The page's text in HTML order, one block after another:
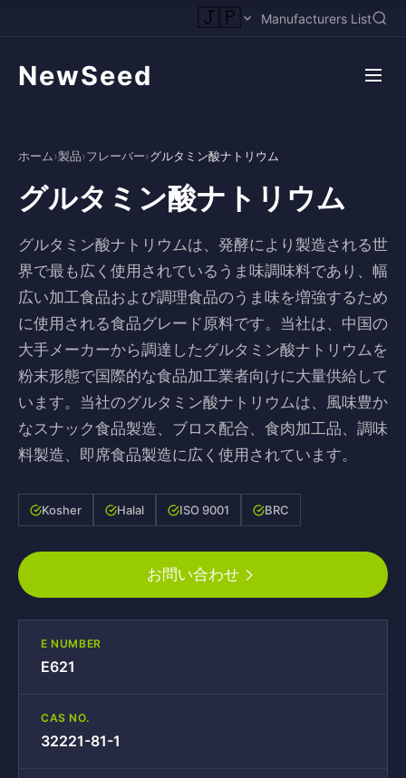
🇯🇵 Manufacturers List
NewSeed
ホーム›製品›フレーバー›グルタミン酸ナトリウム
グルタミン酸ナトリウム
グルタミン酸ナトリウムは、発酵により製造される世
界で最も広く使用されているうま味調味料であり、幅
広い加工食品および調理食品のうま味を増強するため
に使用される食品グレード原料です。当社は、中国の
大手メーカーから調達したグルタミン酸ナトリウムを
粉末形態で国際的な食品加工業者向けに大量供給して
います。当社のグルタミン酸ナトリウムは、風味豊か
なスナック食品製造、ブロス配合、食肉加工品、調味
料製造、即席食品製造に広く使用されています。
Kosher Halal ISO 9001 BRC
お問い合わせ
E NUMBER
E621
CAS NO.
32221-81-1